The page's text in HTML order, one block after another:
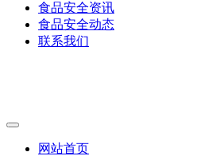
食品安全资讯
食品安全动态
联系我们
网站首页